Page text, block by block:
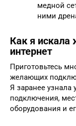
медной
ними
Как я
интернет
Приготовьтесь
желающих
Я заранее
подключения,
оборудования и